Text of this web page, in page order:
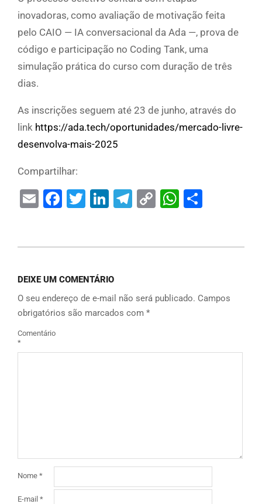
inovadoras, como avaliação de motivação feita
pelo CAIO — IA conversacional da Ada —, prova de
código e participação no Coding Tank, uma
simulação prática do curso com duração de três
dias.
As inscrições seguem até 23 de junho, através do
link https://ada.tech/oportunidades/mercado-livre-
desenvolva-mais-2025
Compartilhar:
EmailFacebook
Twitter
LinkedIn
Telegram
Copy
DEIXE UM COMENTÁRIO
O seu endereço de e-mail não será publicado. Campos
obrigatórios são marcados com *
Comentário
*
Nome *
E-mail *